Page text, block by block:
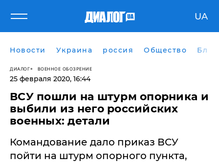
UA
Новости Украина россия Общество
ДИАЛОГ ВОЕННОЕ ОБОЗРЕНИЕ
25 февраля 2020, 16:44
ВСУ пошли на штурм опорника и
выбили из него российских
военных: детали
Командование дало приказ ВСУ
пойти на штурм опорного пункта,